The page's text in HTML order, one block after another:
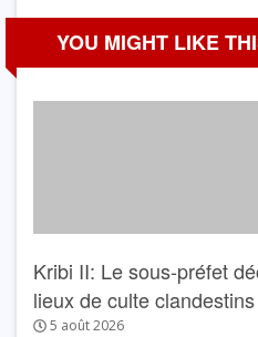
YOU MIGHT LIKE
Kribi II: Le sous-préfet
lieux de culte clandestins
5 août 2026